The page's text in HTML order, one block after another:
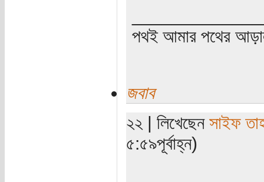
পথই আমার পথের
জবাব
২২ | লিখেছেন সাইফ
৫:৫৯পূর্বাহ্ন)